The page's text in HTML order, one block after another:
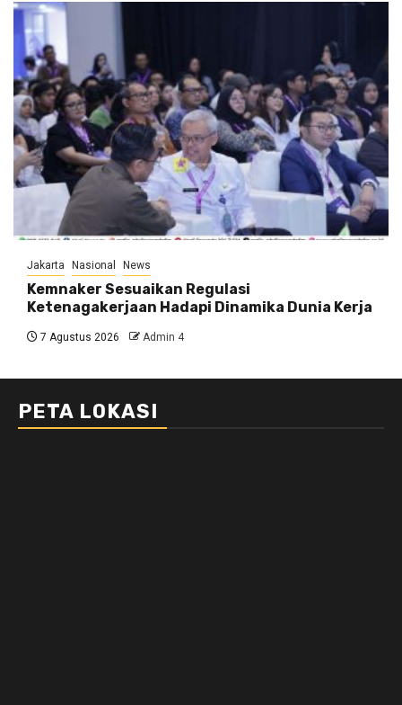
Jakarta Nasional News
Kemnaker Sesuaikan Regulasi
Ketenagakerjaan Hadapi Dinamika Dunia Kerja
7 Agustus 2026 Admin 4
PETA LOKASI